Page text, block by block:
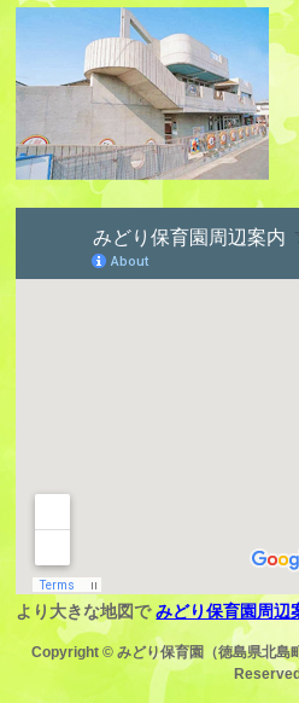
より大きな地図でみどり保育園周辺
Copyright © みどり保育園（徳島県北島